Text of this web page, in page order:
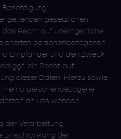
Berichtigung
geltenden gesetzlichen
das Recht auf unentgeltliche
personenbezogenen
Empfänger und den Zweck
ggf. ein Recht auf
dieser Daten. Hierzu sowie
personenbezogene
an uns wenden.
der Verarbeitung
Einschränkung der